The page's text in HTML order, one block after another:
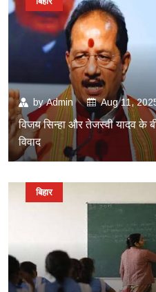
byAdmin Aug 11,
विजय सिन्हा और तेजस्वी यादव के
विवाद
बिहार